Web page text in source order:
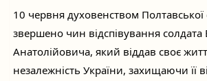
10 червня духовенством Полтавської
звершено чин відспівування
Анатолійовича, який віддав своє
незалежність України, захищаючи її